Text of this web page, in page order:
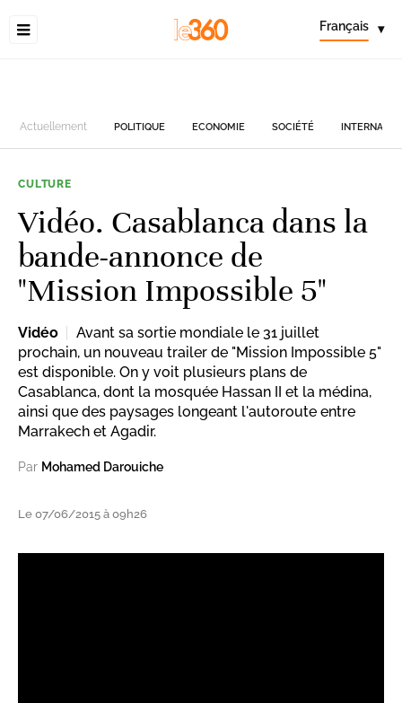
Français ▾
Actuellement POLITIQUE ECONOMIE SOCIÉTÉ
CULTURE
Vidéo. Casablanca dans la
bande-annonce de
"Mission Impossible 5"
Vidéo
Avant sa sortie mondiale le 31 juillet
prochain, un nouveau trailer de "Mission Impossible 5"
est disponible. On y voit plusieurs plans de
Casablanca, dont la mosquée Hassan II et la médina,
ainsi que des paysages longeant l'autoroute entre
Marrakech et Agadir.
Par Mohamed Darouiche
Le 07/06/2015 à 09h26